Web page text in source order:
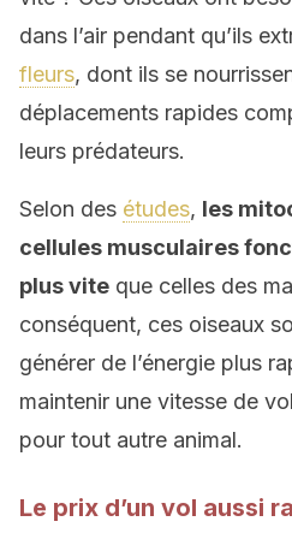
dans l’air pendant qu’ils
fleurs, dont ils se
déplacements rapides
leurs prédateurs.
Selon des études, les
cellules musculaires
plus vite que celles des
conséquent, ces oiseaux
générer de l’énergie plus
maintenir une vitesse de
pour tout autre animal.
Le prix d’un vol aussi